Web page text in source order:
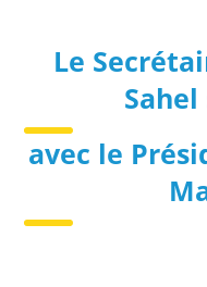
Le
avec le